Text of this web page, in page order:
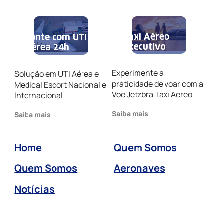
Conte com UTI
Aérea 24h
Solução em UTI Aérea e
Medical Escort Nacional e
Internacional
Saiba mais
Táxi Aéreo
Executivo
Experimente a
praticidade de voar com a
Voe Jetzbra Táxi Aereo
Saiba mais
Home
Quem Somos
Quem Somos
Aeronaves
Notícias